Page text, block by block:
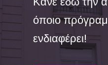
όποιο
ενδιαφέρει!